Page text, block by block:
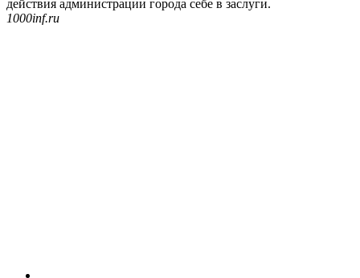
действия администрации города себе в заслуги.
1000inf.ru